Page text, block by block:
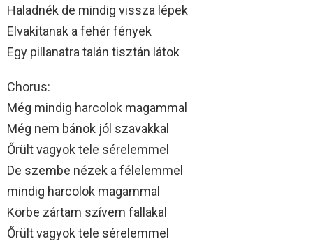
Haladnék de mindig vissza lépek
Elvakitanak a fehér fények
Egy pillanatra talán tisztán látok
Chorus:
Még mindig harcolok magammal
Még nem bánok jól szavakkal
Őrült vagyok tele sérelemmel
De szembe nézek a félelemmel
mindig harcolok magammal
Körbe zártam szívem fallakal
Őrült vagyok tele sérelemmel